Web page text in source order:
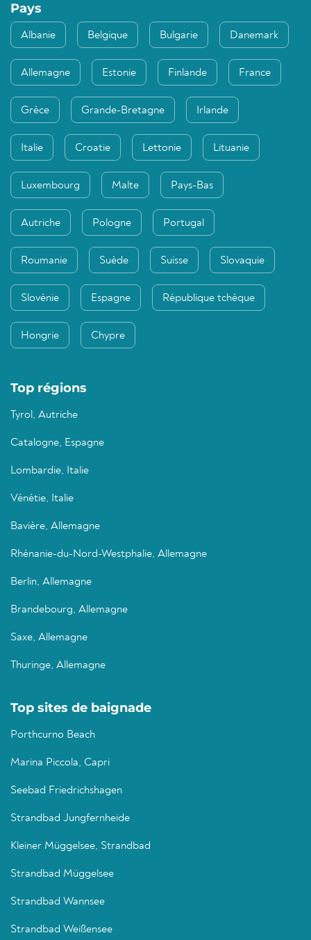
Pays
Albanie Belgique Bulgarie Danemark
Allemagne Estonie Finlande France
Grèce Grande-Bretagne Irlande
Italie Croatie Lettonie Lituanie
Luxembourg Malte Pays-Bas
Autriche Pologne Portugal
Roumanie Suède Suisse Slovaquie
Slovénie Espagne République tchèque
Hongrie Chypre
Top régions
Tyrol, Autriche
Catalogne, Espagne
Lombardie, Italie
Vénétie, Italie
Bavière, Allemagne
Rhénanie-du-Nord-Westphalie, Allemagne
Berlin, Allemagne
Brandebourg, Allemagne
Saxe, Allemagne
Thuringe, Allemagne
Top sites de baignade
Porthcurno Beach
Marina Piccola, Capri
Seebad Friedrichshagen
Strandbad Jungfernheide
Kleiner Müggelsee, Strandbad
Strandbad Müggelsee
Strandbad Wannsee
Strandbad Weißensee